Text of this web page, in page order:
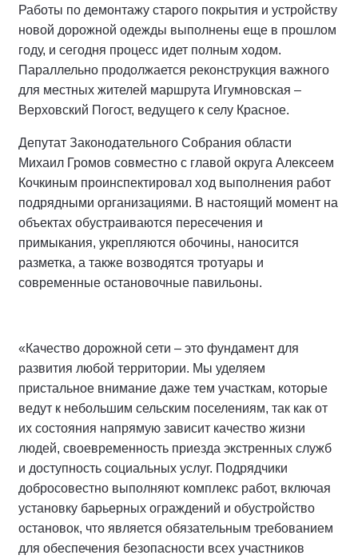
Работы по демонтажу старого покрытия и устройству
новой дорожной одежды выполнены еще в прошлом
году, и сегодня процесс идет полным ходом.
Параллельно продолжается реконструкция важного
для местных жителей маршрута Игумновская –
Верховский Погост, ведущего к селу Красное.
Депутат Законодательного Собрания области
Михаил Громов совместно с главой округа Алексеем
Кочкиным проинспектировал ход выполнения работ
подрядными организациями. В настоящий момент на
объектах обустраиваются пересечения и
примыкания, укрепляются обочины, наносится
разметка, а также возводятся тротуары и
современные остановочные павильоны.
«Качество дорожной сети – это фундамент для
развития любой территории. Мы уделяем
пристальное внимание даже тем участкам, которые
ведут к небольшим сельским поселениям, так как от
их состояния напрямую зависит качество жизни
людей, своевременность приезда экстренных служб
и доступность социальных услуг. Подрядчики
добросовестно выполняют комплекс работ, включая
установку барьерных ограждений и обустройство
остановок, что является обязательным требованием
для обеспечения безопасности всех участников